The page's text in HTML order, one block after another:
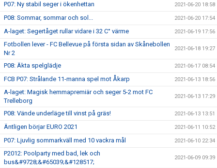
P07: Ny stabil seger i ökenhettan 2021-06-20 18:58
P08: Sommar, sommar och sol... 2021-06-20 17:54
A-laget: Segertåget rullar vidare i 32 C° värme 2021-06-19 17:56
Fotbollen lever - FC Bellevue på första sidan av Skånebollen
Nr 2
2021-06-18 19:27
P08: Äkta spelglädje 2021-06-17 08:54
FCB P07: Strålande 11-manna spel mot Åkarp 2021-06-13 18:56
A-laget: Magisk hemmapremiär och seger 5-2 mot FC
Trelleborg
2021-06-13 17:29
P08: Vände underläge till vinst på gräs! 2021-06-13 13:51
Äntligen börjar EURO 2021 2021-06-11 10:52
P07: Ljuvlig sommarkväll med 10 vackra mål 2021-06-10 22:34
P2012: Poolparty med bad, lek och
bus&#9728;&#65039;&#128517;
2021-06-09 09:39